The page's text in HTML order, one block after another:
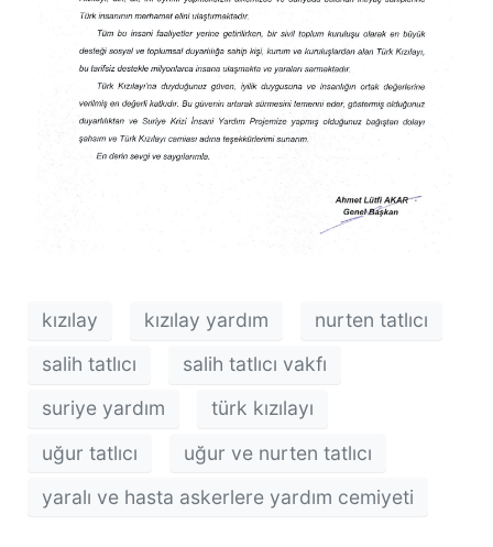
kızılay kızılay yardım
nurten tatlıcı
salih tatlıcı
salih tatlıcı vakfı
suriye yardım
türk kızılayı
uğur tatlıcı
uğur ve nurten tatlıcı
yaralı ve hasta askerlere yardım cemiyeti